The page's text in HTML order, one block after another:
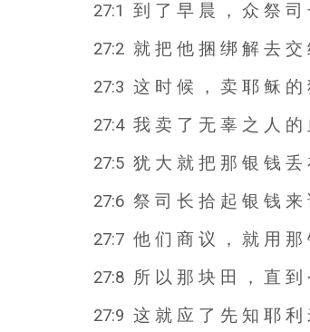
27:1 到 了 早 晨 ， 众 祭 司
27:2 就 把 他 捆 绑 解 去 交
27:3 这 时 候 ， 卖 耶 稣 的
27:4 我 卖 了 无 辜 之 人 的
27:5 犹 大 就 把 那 银 钱 丢
27:6 祭 司 长 拾 起 银 钱 来
27:7 他 们 商 议 ， 就 用 那
27:8 所 以 那 块 田 ， 直 到
27:9 这 就 应 了 先 知 耶 利